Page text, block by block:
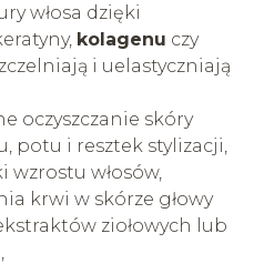
włosa dzięki
kolagenu czy
i uelastyczniają
oczyszczanie skóry
potu i resztek stylizacji,
włosów,
krwi w skórze głowy
ziołowych lub